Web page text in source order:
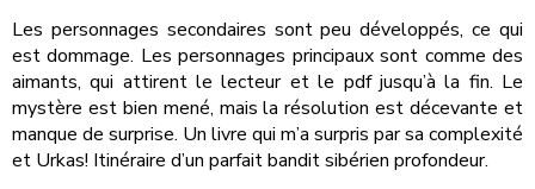
Les personnages secondaires sont peu développés, ce qui
est dommage. Les personnages principaux sont comme des
aimants, qui attirent le lecteur et le pdf jusqu’à la fin. Le
mystère est bien mené, mais la résolution est décevante et
manque de surprise. Un livre qui m’a surpris par sa complexité
et Urkas! Itinéraire d’un parfait bandit sibérien profondeur.